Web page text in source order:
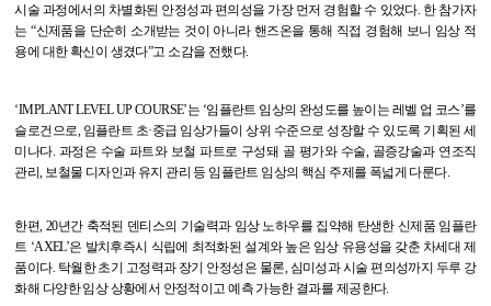
시술 과정에서의 차별화된 안정성과 편의성을 가장 먼저 경험할 수 있었다. 한 참가자
는 “신제품을 단순히 소개받는 것이 아니라 핸즈온을 통해 직접 경험해 보니 임상 적
용에 대한 확신이 생겼다”고 소감을 전했다.
‘IMPLANT LEVEL UP COURSE’는 ‘임플란트 임상의 완성도를 높이는 레벨 업 코스’를
슬로건으로, 임플란트 초·중급 임상가들이 상위 수준으로 성장할 수 있도록 기획된 세
미나다. 과정은 수술 파트와 보철 파트로 구성돼 골 평가와 수술, 골증강술과 연조직
관리, 보철물 디자인과 유지 관리 등 임플란트 임상의 핵심 주제를 폭넓게 다룬다.
한편 , 20년간 축적된 덴티스의 기술력과 임상 노하우를 집약해 탄생한 신제품 임플란
트 ‘AXEL’은 발치후즉시 식립에 최적화된 설계와 높은 임상 유용성을 갖춘 차세대 제
품이다. 탁월한 초기 고정력과 장기 안정성은 물론 심미성과 시술 편의성까지 두루 강
화해 다양한 임상 상황에서 안정적이고 예측 가능한 결과를 제공한다.